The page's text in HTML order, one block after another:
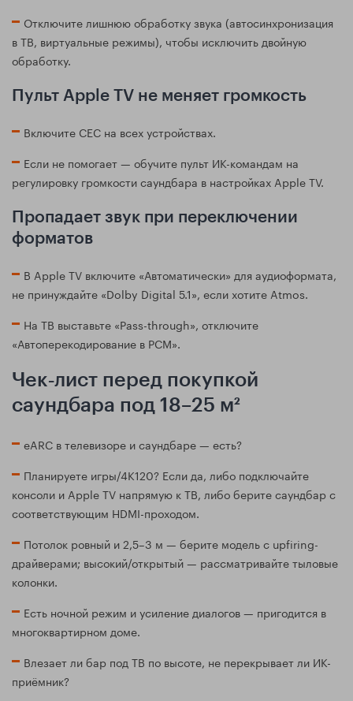
Отключите лишнюю обработку звука (автосинхронизация
в ТВ, виртуальные режимы), чтобы исключить двойную
обработку.
Пульт Apple TV не меняет громкость
Включите CEC на всех устройствах.
Если не помогает — обучите пульт ИК-командам на
регулировку громкости саундбара в настройках Apple TV.
Пропадает звук при переключении
форматов
В Apple TV включите «Автоматически» для аудиоформата,
не принуждайте «Dolby Digital 5.1», если хотите Atmos.
На ТВ выставьте «Pass-through», отключите
«Автоперекодирование в PCM».
Чек‑лист перед покупкой
саундбара под 18–25 м²
eARC в телевизоре и саундбаре — есть?
Планируете игры/4K120? Если да, либо подключайте
консоли и Apple TV напрямую к ТВ, либо берите саундбар с
соответствующим HDMI-проходом.
Потолок ровный и 2,5–3 м — берите модель с upfiring-
драйверами; высокий/открытый — рассматривайте тыловые
колонки.
Есть ночной режим и усиление диалогов — пригодится в
многоквартирном доме.
Влезает ли бар под ТВ по высоте, не перекрывает ли ИК-
приёмник?